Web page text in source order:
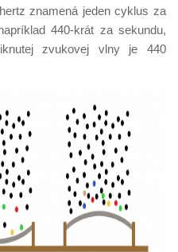
znamená jeden cyklus za
440-krát za sekundu,
zvukovej vlny je 440